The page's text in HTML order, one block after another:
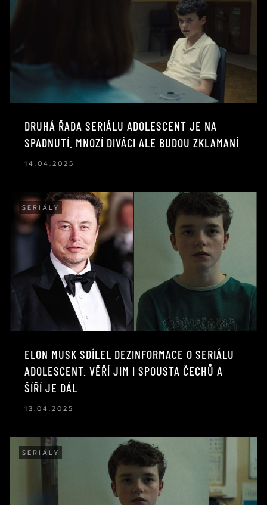
DRUHÁ ŘADA SERIÁLU ADOLESCENT JE NA
SPADNUTÍ. MNOZÍ DIVÁCI ALE BUDOU ZKLAMANÍ
14.04.2025
SERIÁLY
ELON MUSK SDÍLEL DEZINFORMACE O SERIÁLU
ADOLESCENT. VĚŘÍ JIM I SPOUSTA ČECHŮ A
ŠÍŘÍ JE DÁL
13.04.2025
SERIÁLY